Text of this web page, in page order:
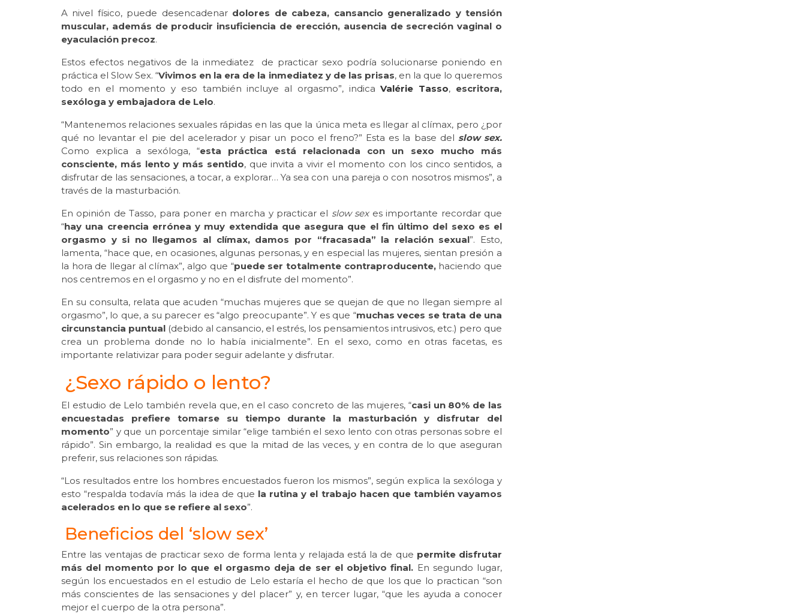
A nivel físico, puede desencadenardolores de cabeza, cansancio generalizado y tensión
muscular, además de producir insuficiencia de erección, ausencia de secreción vaginal o
eyaculación precoz.
Estos efectos negativos de la inmediatez de practicar sexo podría solucionarse poniendo en
práctica el Slow Sex. “Vivimos en la era de la inmediatez y de las prisas, en la que lo queremos
todo en el momento y eso también incluye al orgasmo”, indicaValérie Tasso, escritora,
sexóloga y embajadora de Lelo.
“Mantenemos relaciones sexuales rápidas en las que la única meta es llegar al clímax, pero ¿por
qué no levantar el pie del acelerador y pisar un poco el freno?” Esta es la base del slow sex.
Como explica a sexóloga, “esta práctica está relacionada con un sexo mucho más
consciente, más lento y más sentido, que invita a vivir el momento con los cinco sentidos, a
disfrutar de las sensaciones, a tocar, a explorar… Ya sea con una pareja o con nosotros mismos”, a
través de la masturbación.
En opinión de Tasso, para poner en marcha y practicar el slow sex es importante recordar que
“hay una creencia errónea y muy extendida que asegura que el fin último del sexo es el
orgasmo y si no llegamos al clímax, damos por “fracasada” la relación sexual”. Esto,
lamenta, “hace que, en ocasiones, algunas personas, y en especial las mujeres, sientan presión a
la hora de llegar al clímax”, algo que “puede ser totalmente contraproducente,haciendo que
nos centremos en el orgasmo y no en el disfrute del momento”.
En su consulta, relata que acuden “muchas mujeres que se quejan de que no llegan siempre al
orgasmo”, lo que, a su parecer es “algo preocupante”. Y es que “muchas veces se trata de una
circunstancia puntual (debido al cansancio, el estrés, los pensamientos intrusivos, etc.) pero que
crea un problema donde no lo había inicialmente”. En el sexo, como en otras facetas, es
importante relativizar para poder seguir adelante y disfrutar.
¿Sexo rápido o lento?
El estudio de Lelo también revela que, en el caso concreto de las mujeres, “casi un 80% de las
encuestadas prefiere tomarse su tiempo durante la masturbación y disfrutar del
momento” y que un porcentaje similar “elige también el sexo lento con otras personas sobre el
rápido”. Sin embargo, la realidad es que la mitad de las veces, y en contra de lo que aseguran
preferir, sus relaciones son rápidas.
“Los resultados entre los hombres encuestados fueron los mismos”, según explica la sexóloga y
esto “respalda todavía más la idea de que la rutina y el trabajo hacen que también vayamos
acelerados en lo que se refiere al sexo”.
Beneficios del ‘slow sex’
Entre las ventajas de practicar sexo de forma lenta y relajada está la de que permite disfrutar
más del momento por lo que el orgasmo deja de ser el objetivo final. En segundo lugar,
según los encuestados en el estudio de Lelo estaría el hecho de que los que lo practican “son
más conscientes de las sensaciones y del placer” y, en tercer lugar, “que les ayuda a conocer
mejor el cuerpo de la otra persona”.